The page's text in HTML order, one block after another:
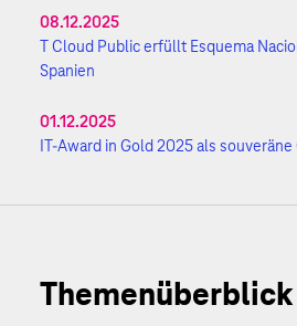
08.12.2025
T Cloud Public erfüllt Esquema
Spanien
01.12.2025
IT-Award in Gold 2025 als
Themenüberblick